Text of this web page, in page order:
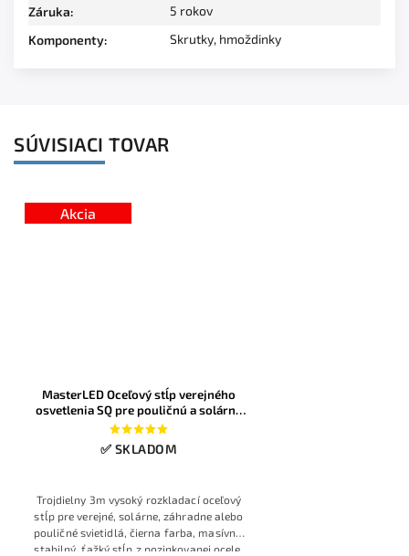
Záruka:
5 rokov
Komponenty: Skrutky, hmoždinky
SÚVISIACI TOVAR
Akcia
MasterLED Oceľový stĺp verejného
osvetlenia SQ pre pouličnú a solárnu
lampu, 3m, 76mm, 20x20mm
✅ SKLADOM
Trojdielny 3m vysoký rozkladací oceľový
stĺp pre verejné, solárne, záhradne alebo
pouličné svietidlá, čierna farba, masívny,
stabilný, ťažký stĺp z pozinkovanej ocele,